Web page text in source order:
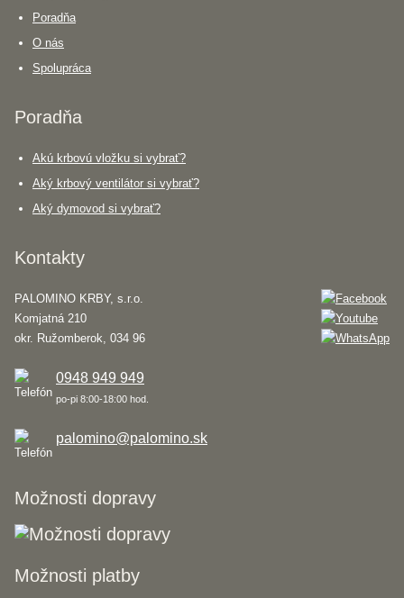
Poradňa
O nás
Spolupráca
Poradňa
Akú krbovú vložku si vybrať?
Aký krbový ventilátor si vybrať?
Aký dymovod si vybrať?
Kontakty
PALOMINO KRBY, s.r.o.
Komjatná 210
okr. Ružomberok, 034 96
0948 949 949
po-pi 8:00-18:00 hod.
palomino@palomino.sk
Možnosti dopravy
Možnosti platby